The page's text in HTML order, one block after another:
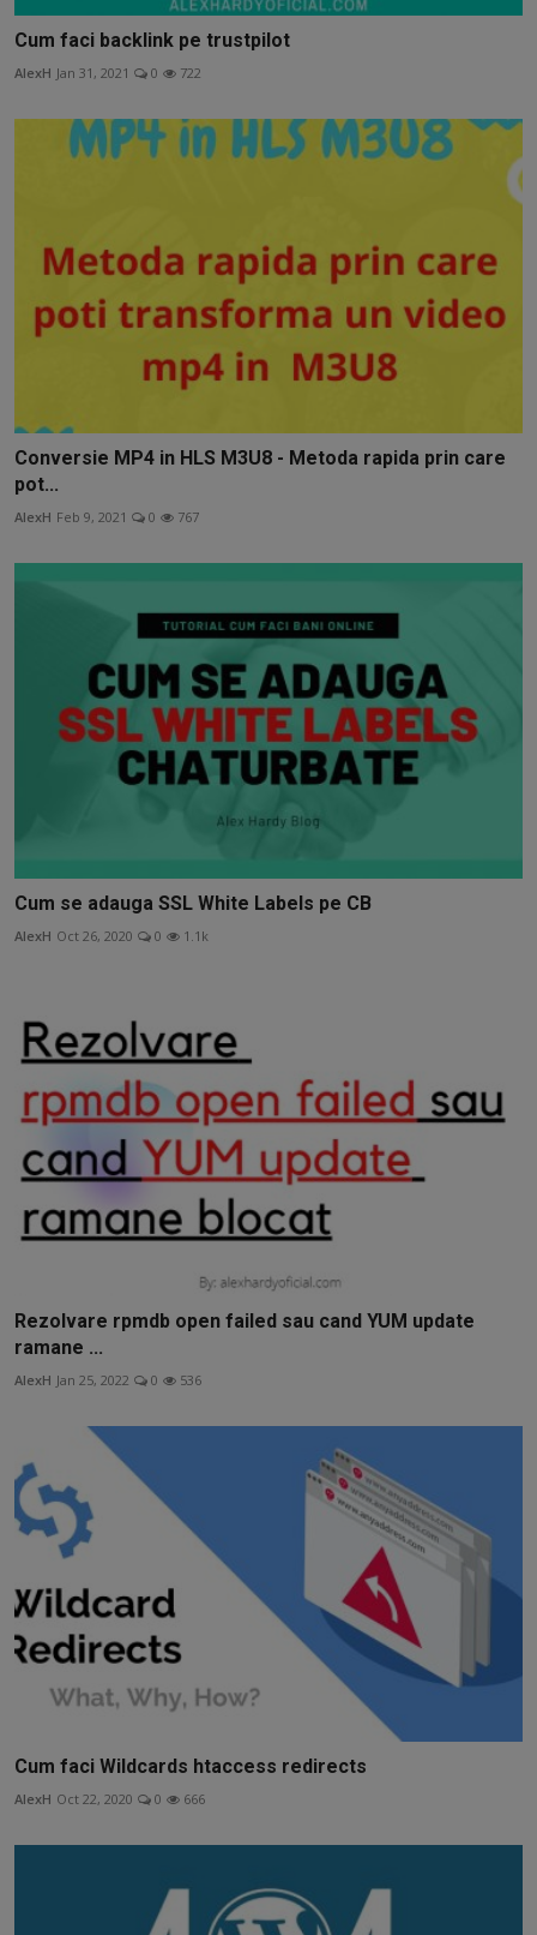
Cum faci backlink pe trustpilot
AlexH Jan 31, 2021 0 722
Conversie MP4 in HLS M3U8 - Metoda rapida prin care
pot...
AlexH Feb 9, 2021 0 767
Cum se adauga SSL White Labels pe CB
AlexH Oct 26, 2020 0 1.1k
Rezolvare rpmdb open failed sau cand YUM update
ramane ...
AlexH Jan 25, 2022 0 536
Cum faci Wildcards htaccess redirects
AlexH Oct 22, 2020 0 666